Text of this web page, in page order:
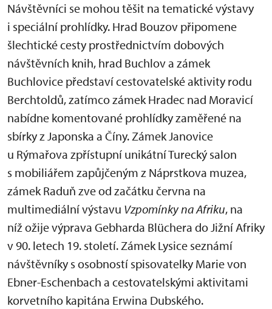
Návštěvníci se mohou těšit na tematické výstavy
i speciální prohlídky. Hrad Bouzov připomene
šlechtické cesty prostřednictvím dobových
návštěvních knih, hrad Buchlov a zámek
Buchlovice představí cestovatelské aktivity rodu
Berchtoldů, zatímco zámek Hradec nad Moravicí
nabídne komentované prohlídky zaměřené na
sbírky z Japonska a Číny. Zámek Janovice
u Rýmařova zpřístupní unikátní Turecký salon
s mobiliářem zapůjčeným z Náprstkova muzea,
zámek Raduň zve od začátku června na
multimediální výstavu Vzpomínky na Afriku, na
níž ožije výprava Gebharda Blüchera do Jižní Afriky
v 90. letech 19. století. Zámek Lysice seznámí
návštěvníky s osobností spisovatelky Marie von
Ebner-Eschenbach a cestovatelskými aktivitami
korvetního kapitána Erwina Dubského.